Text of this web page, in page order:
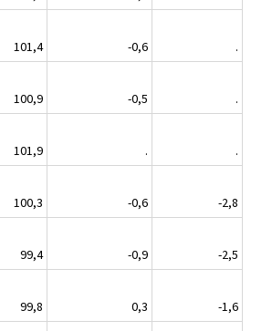
101,4 -0,6
.
100,9 -0,5
.
101,9 .
.
100,3 -0,6
-2,8
99,4 -0,9
-2,5
99,8 0,3
-1,6